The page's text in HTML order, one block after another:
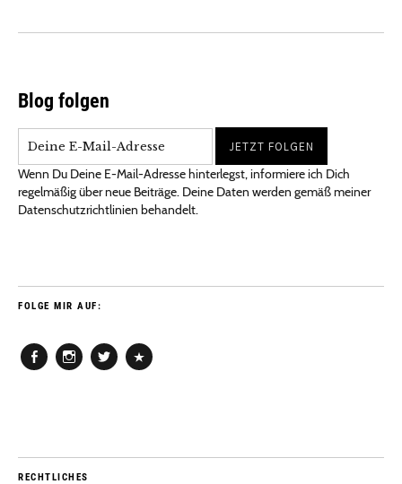
Blog folgen
Wenn Du Deine E-Mail-Adresse hinterlegst, informiere ich Dich
regelmäßig über neue Beiträge. Deine Daten werden gemäß meiner
Datenschutzrichtlinien behandelt.
FOLGE MIR AUF:
RECHTLICHES